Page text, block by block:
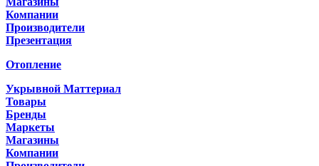
Компании
Производители
Презентация
Отопление
Укрывной Маттериал
Товары
Бренды
Маркеты
Магазины
Компании